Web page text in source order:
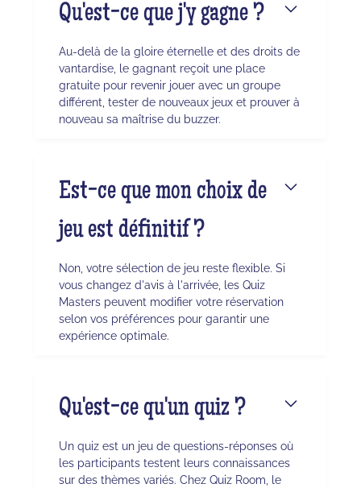
Qu'est-ce que j'y gagne ?
Au-delà de la gloire éternelle et des droits de
vantardise, le gagnant reçoit une place
gratuite pour revenir jouer avec un groupe
différent, tester de nouveaux jeux et prouver à
nouveau sa maîtrise du buzzer.
Est-ce que mon choix de
jeu est définitif ?
Non, votre sélection de jeu reste flexible. Si
vous changez d'avis à l'arrivée, les Quiz
Masters peuvent modifier votre réservation
selon vos préférences pour garantir une
expérience optimale.
Qu'est-ce qu'un quiz ?
Un quiz est un jeu de questions-réponses où
les participants testent leurs connaissances
sur des thèmes variés. Chez Quiz Room, le